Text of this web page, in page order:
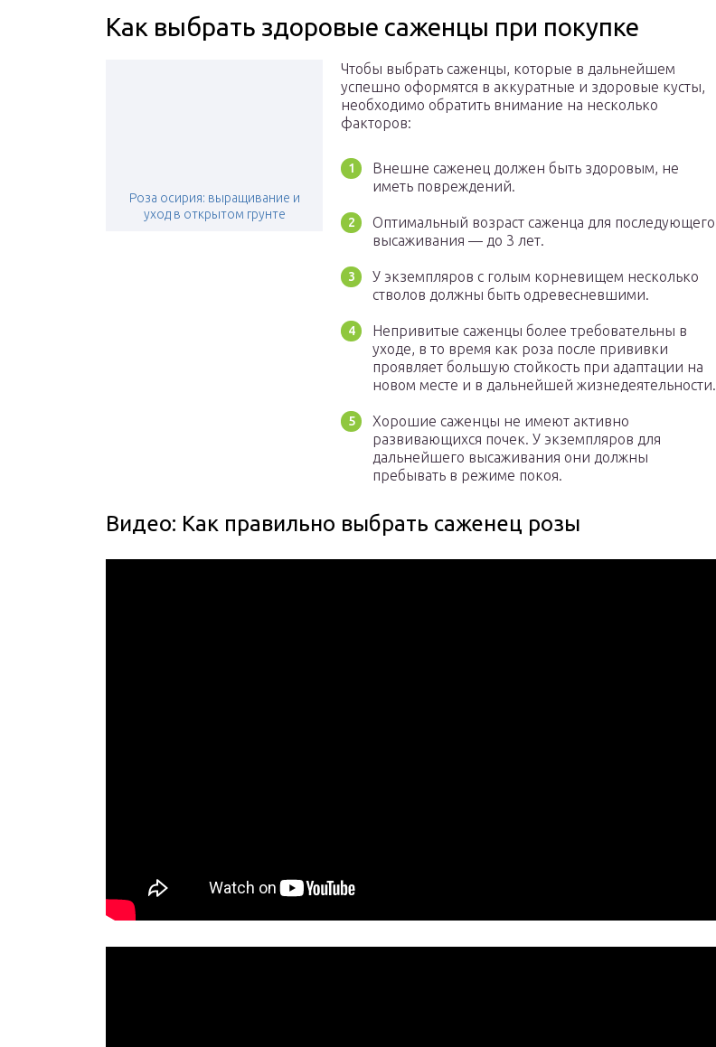
Как выбрать здоровые саженцы при покупке
Роза осирия: выращивание и
уход в открытом грунте
Чтобы выбрать саженцы, которые в дальнейшем
успешно оформятся в аккуратные и здоровые кусты,
необходимо обратить внимание на несколько
факторов:
Внешне саженец должен быть здоровым, не
иметь повреждений.
Оптимальный возраст саженца для последующего
высаживания — до 3 лет.
У экземпляров с голым корневищем несколько
стволов должны быть одревесневшими.
Непривитые саженцы более требовательны в
уходе, в то время как роза после прививки
проявляет большую стойкость при адаптации на
новом месте и в дальнейшей жизнедеятельности.
Хорошие саженцы не имеют активно
развивающихся почек. У экземпляров для
дальнейшего высаживания они должны
пребывать в режиме покоя.
Видео: Как правильно выбрать саженец розы